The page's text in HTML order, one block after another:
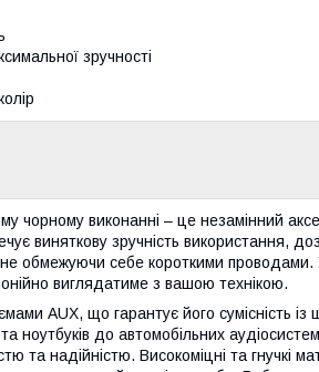
зручності
чорному виконанні – це незамінний
виняткову зручність використання,
не обмежуючи себе короткими проводами.
виглядатиме з вашою технікою.
AUX, що гарантує його сумісність із
ноутбуків до автомобільних
та надійністю. Високоміцні та гнучкі